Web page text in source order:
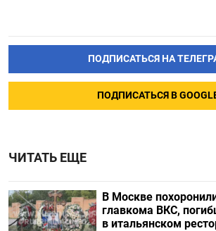
ПОДПИСАТЬСЯ НА
ПОДПИСАТЬСЯ В
ЧИТАТЬ ЕЩЕ
В Москве
главкома ВКС,
в итальянском